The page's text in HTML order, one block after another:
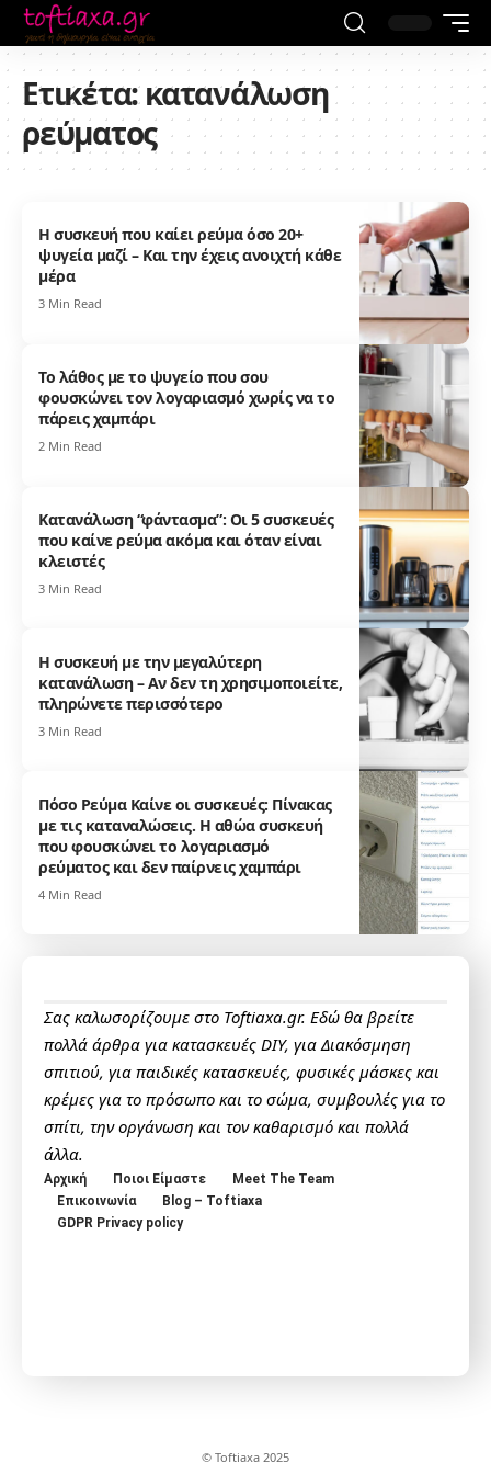
Ετικέτα:κατανάλωση
ρεύματος
Η συσκευή που καίει ρεύμα όσο 20+
ψυγεία μαζί – Και την έχεις ανοιχτή κάθε
μέρα
3 Min Read
Το λάθος με το ψυγείο που σου
φουσκώνει τον λογαριασμό χωρίς να το
πάρεις χαμπάρι
2 Min Read
Κατανάλωση “φάντασμα”: Οι 5 συσκευές
που καίνε ρεύμα ακόμα και όταν είναι
κλειστές
3 Min Read
Η συσκευή με την μεγαλύτερη
κατανάλωση – Αν δεν τη χρησιμοποιείτε,
πληρώνετε περισσότερο
3 Min Read
Πόσο Ρεύμα Καίνε οι συσκευές: Πίνακας
με τις καταναλώσεις. Η αθώα συσκευή
που φουσκώνει το λογαριασμό
ρεύματος και δεν παίρνεις χαμπάρι
4 Min Read
Σας καλωσορίζουμε στο Toftiaxa.gr. Εδώ θα βρείτε
πολλά άρθρα για κατασκευές DIY, για Διακόσμηση
σπιτιού, για παιδικές κατασκευές, φυσικές μάσκες και
κρέμες για το πρόσωπο και το σώμα, συμβουλές για το
σπίτι, την οργάνωση και τον καθαρισμό και πολλά
άλλα.
Αρχική Ποιοι Είμαστε
Meet The Team
Επικοινωνία
Blog – Toftiaxa
GDPR Privacy policy
© Toftiaxa 2025